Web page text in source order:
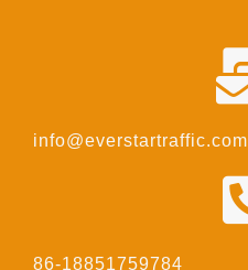
info@everstartraffic.com
86-18851759784